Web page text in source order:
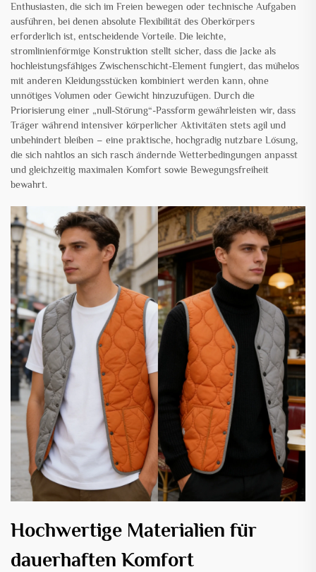
Enthusiasten, die sich im Freien bewegen oder technische Aufgaben
ausführen, bei denen absolute Flexibilität des Oberkörpers
erforderlich ist, entscheidende Vorteile. Die leichte,
stromlinienförmige Konstruktion stellt sicher, dass die Jacke als
hochleistungsfähiges Zwischenschicht-Element fungiert, das mühelos
mit anderen Kleidungsstücken kombiniert werden kann, ohne
unnötiges Volumen oder Gewicht hinzuzufügen. Durch die
Priorisierung einer „null-Störung“-Passform gewährleisten wir, dass
Träger während intensiver körperlicher Aktivitäten stets agil und
unbehindert bleiben – eine praktische, hochgradig nutzbare Lösung,
die sich nahtlos an sich rasch ändernde Wetterbedingungen anpasst
und gleichzeitig maximalen Komfort sowie Bewegungsfreiheit
bewahrt.
Hochwertige Materialien für
dauerhaften Komfort